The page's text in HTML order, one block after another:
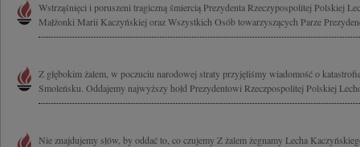
Wstrząśnięci i poruszeni tragiczną śmiercią Prezydenta Rzeczypospolitej Polskiej
Małżonki Marii Kaczyńskiej oraz Wszystkich Osób towarzyszących Parze
Z głębokim żalem, w poczuciu narodowej straty przyjęliśmy wiadomość o
Smoleńsku. Oddajemy najwyższy hołd Prezydentowi Rzeczpospolitej Polskiej
Nie znajdujemy słów, by oddać to, co czujemy Z żalem żegnamy Lecha